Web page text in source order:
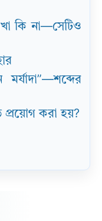
কি না—সেটিও
করা হয়?